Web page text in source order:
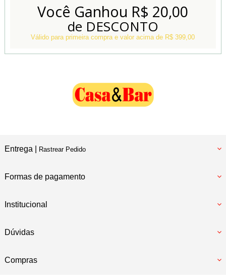
no Boleto e Pix
Conheça também
Nossa Loja Física
Você Ganhou R$ 20,00
de DESCONTO
Válido para primeira compra e valor acima de R$ 399,00
Entrega | Rastrear Pedido
Formas de pagamento
Institucional
Dúvidas
Compras